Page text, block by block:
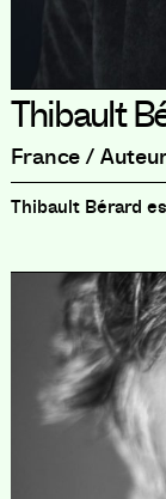
Thibault
France /
Thibault Bérard